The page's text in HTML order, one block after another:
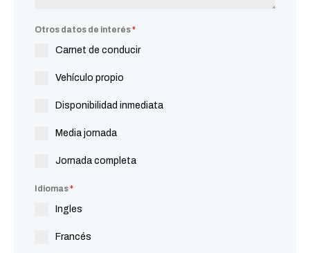
Otros datos de interés*
Carnet de conducir
Vehículo propio
Disponibilidad inmediata
Media jornada
Jornada completa
Idiomas*
Ingles
Francés